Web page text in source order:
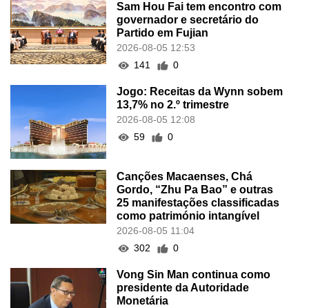
Sam Hou Fai tem encontro com
governador e secretário do
Partido em Fujian
2026-08-05 12:53
141
0
Jogo: Receitas da Wynn sobem
13,7% no 2.º trimestre
2026-08-05 12:08
59
0
Canções Macaenses, Chá
Gordo, “Zhu Pa Bao” e outras
25 manifestações classificadas
como património intangível
2026-08-05 11:04
302
0
Vong Sin Man continua como
presidente da Autoridade
Monetária